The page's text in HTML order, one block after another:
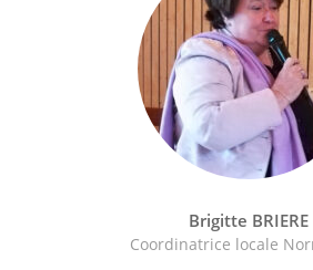
Brigitte BRIERE
Coordinatrice locale